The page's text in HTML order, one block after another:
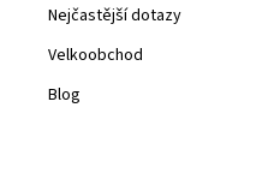
Nejčastější dotazy
Velkoobchod
Blog